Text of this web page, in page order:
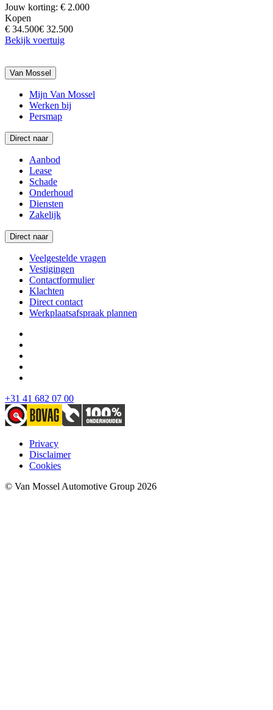
Jouw korting: € 2.000
Kopen
€ 34.500€ 32.500
Bekijk voertuig
Van Mossel
Mijn Van Mossel
Werken bij
Persmap
Direct naar
Aanbod
Lease
Schade
Onderhoud
Diensten
Zakelijk
Direct naar
Veelgestelde vragen
Vestigingen
Contactformulier
Klachten
Direct contact
Werkplaatsafspraak plannen
+31 41 682 07 00
Privacy
Disclaimer
Cookies
© Van Mossel Automotive Group 2026